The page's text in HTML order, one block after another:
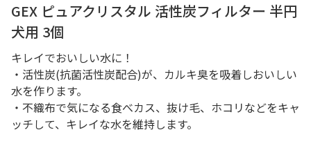
GEX ピュアクリスタル 活性炭フィルター 半円
犬用 3個
キレイでおいしい水に！
・活性炭(抗菌活性炭配合)が、カルキ臭を吸着しおいしい
水を作ります。
・不織布で気になる食べカス、抜け毛、ホコリなどをキャ
ッチして、キレイな水を維持します。